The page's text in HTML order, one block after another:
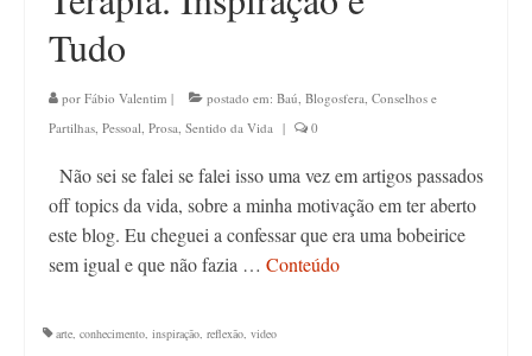
Tudo
por Fábio Valentim | postado em: Baú, Blogosfera, Conselhos e
Partilhas, Pessoal, Prosa, Sentido da Vida | 0
Não sei se falei se falei isso uma vez em artigos passados
off topics da vida, sobre a minha motivação em ter aberto
este blog. Eu cheguei a confessar que era uma bobeirice
sem igual e que não fazia … Conteúdo
arte, conhecimento, inspiração, reflexão, video